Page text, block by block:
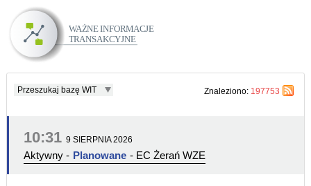
Ważne Informacje Transakcyjne
Znaleziono: 197753
Przeszukaj bazę WIT
10:31 9 SIERPNIA 2026
Aktywny- Planowane - EC Żerań WZE